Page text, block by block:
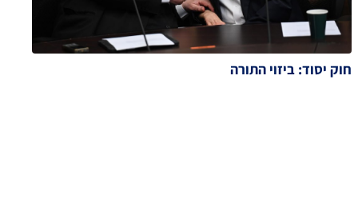
חוק יסוד: ביזוי התורה